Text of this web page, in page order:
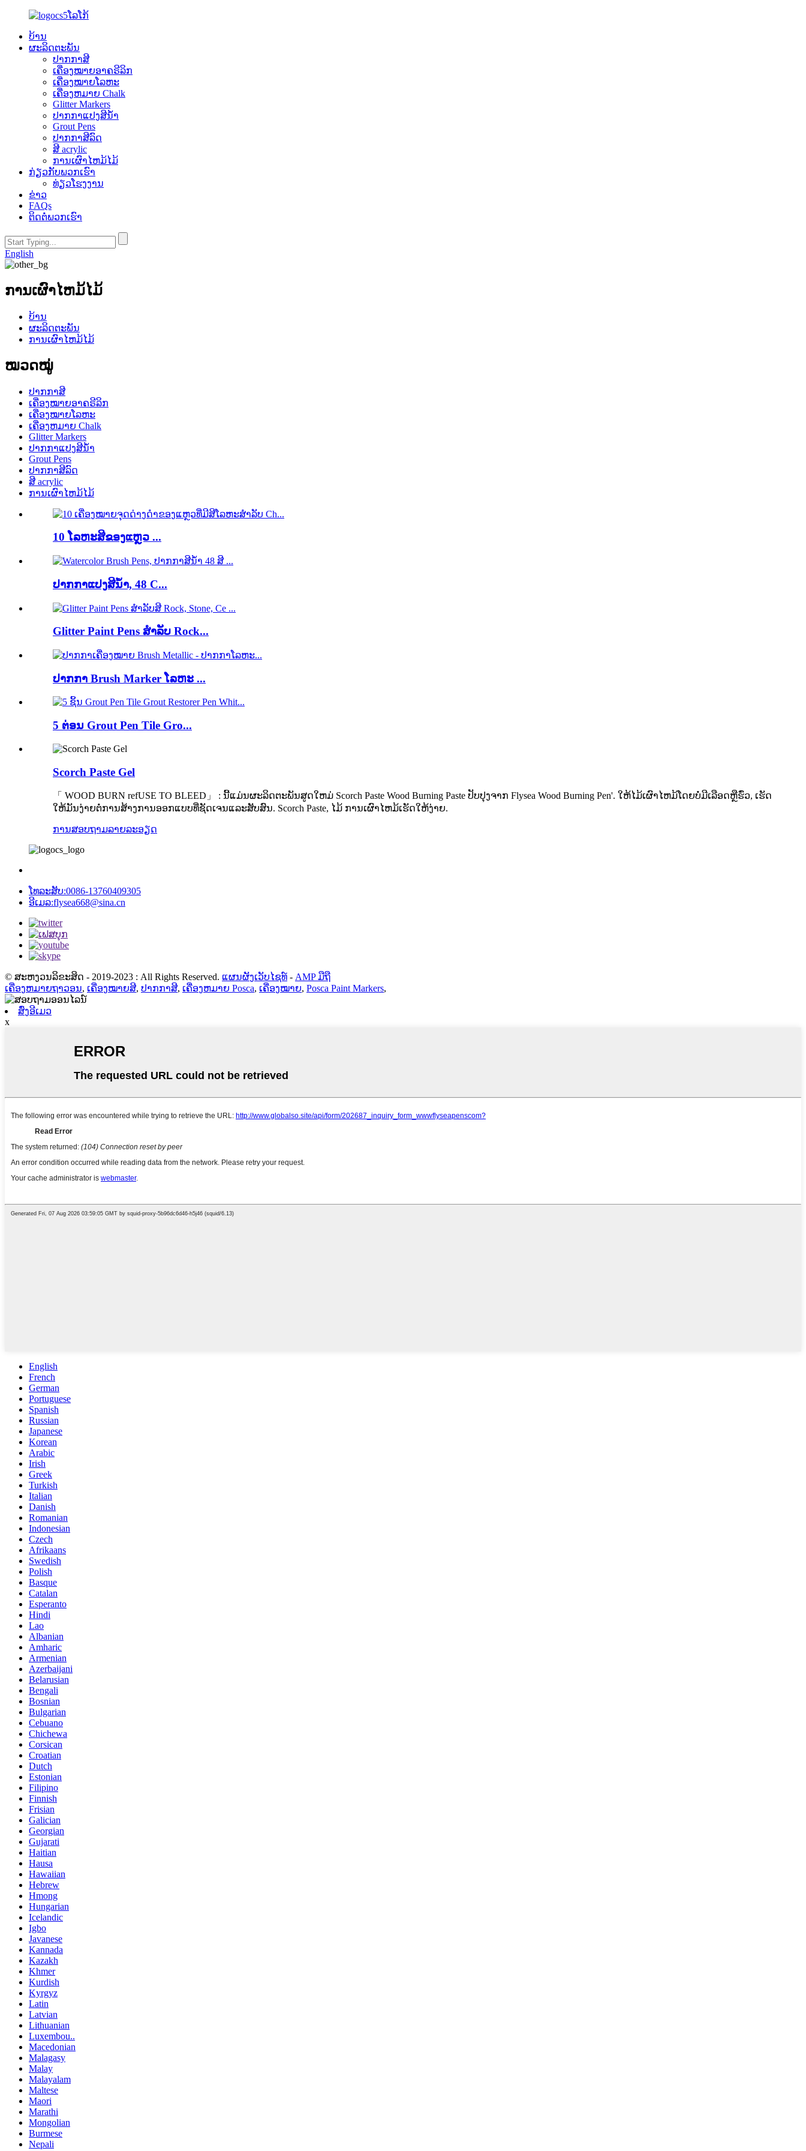
ບ້ານ
ຜະລິດຕະພັນ
ປາກກາສີ
ເຄື່ອງໝາຍອາຄຣີລິກ
ເຄື່ອງໝາຍໂລຫະ
ເຄື່ອງຫມາຍ Chalk
Glitter Markers
ປາກກາແປງສີນໍ້າ
Grout Pens
ປາກກາສີລົດ
ສີ acrylic
ການເຜົາໄຫມ້ໄມ້
ກ່ຽວ​ກັບ​ພວກ​ເຮົາ
ທ່ຽວໂຮງງານ
ຂ່າວ
FAQs
ຕິດ​ຕໍ່​ພວກ​ເຮົາ
English
ການເຜົາໄຫມ້ໄມ້
ບ້ານ
ຜະລິດຕະພັນ
ການເຜົາໄຫມ້ໄມ້
ໝວດໝູ່
ປາກກາສີ
ເຄື່ອງໝາຍອາຄຣີລິກ
ເຄື່ອງໝາຍໂລຫະ
ເຄື່ອງຫມາຍ Chalk
Glitter Markers
ປາກກາແປງສີນໍ້າ
Grout Pens
ປາກກາສີລົດ
ສີ acrylic
ການເຜົາໄຫມ້ໄມ້
10 ໂລຫະສີຂອງແຫຼວ ...
ປາກກາແປງສີນ້ຳ, 48 C...
Glitter Paint Pens ສໍາລັບ Rock...
ປາກກາ Brush Marker ໂລຫະ ...
5 ຕ່ອນ Grout Pen Tile Gro...
Scorch Paste Gel
「 WOOD BURN refUSE TO BLEED」 : ນີ້ແມ່ນຜະລິດຕະພັນສູດໃຫມ່ Scorch Paste Wood Burning Paste ປັບປຸງຈາກ Flysea Wood Burning Pen'. ໃຫ້ໄມ້ເຜົາໄຫມ້ໂດຍບໍ່ມີເລືອດຫຼືຮົ່ວ, ເຮັດ
ໃຫ້ມັນງ່າຍຕໍ່ການສ້າງການອອກແບບທີ່ຊັດເຈນແລະສັບສົນ. Scorch Paste, ໄມ້ ການເຜົາໄຫມ້ເຮັດໃຫ້ງ່າຍ.
ການສອບຖາມລາຍລະອຽດ
ໂທລະສັບ:0086-13760409305
ອີເມລ:flysea668@sina.cn
© ສະຫງວນລິຂະສິດ - 2019-2023 : All Rights Reserved. ແຜນຜັງເວັບໄຊທ໌ - AMP ມືຖື
ເຄື່ອງຫມາຍຖາວອນ, ເຄື່ອງໝາຍສີ, ປາກກາສີ, ເຄື່ອງຫມາຍ Posca, ເຄື່ອງໝາຍ, Posca Paint Markers,
ສົ່ງອີເມວ
x
English
French
German
Portuguese
Spanish
Russian
Japanese
Korean
Arabic
Irish
Greek
Turkish
Italian
Danish
Romanian
Indonesian
Czech
Afrikaans
Swedish
Polish
Basque
Catalan
Esperanto
Hindi
Lao
Albanian
Amharic
Armenian
Azerbaijani
Belarusian
Bengali
Bosnian
Bulgarian
Cebuano
Chichewa
Corsican
Croatian
Dutch
Estonian
Filipino
Finnish
Frisian
Galician
Georgian
Gujarati
Haitian
Hausa
Hawaiian
Hebrew
Hmong
Hungarian
Icelandic
Igbo
Javanese
Kannada
Kazakh
Khmer
Kurdish
Kyrgyz
Latin
Latvian
Lithuanian
Luxembou..
Macedonian
Malagasy
Malay
Malayalam
Maltese
Maori
Marathi
Mongolian
Burmese
Nepali